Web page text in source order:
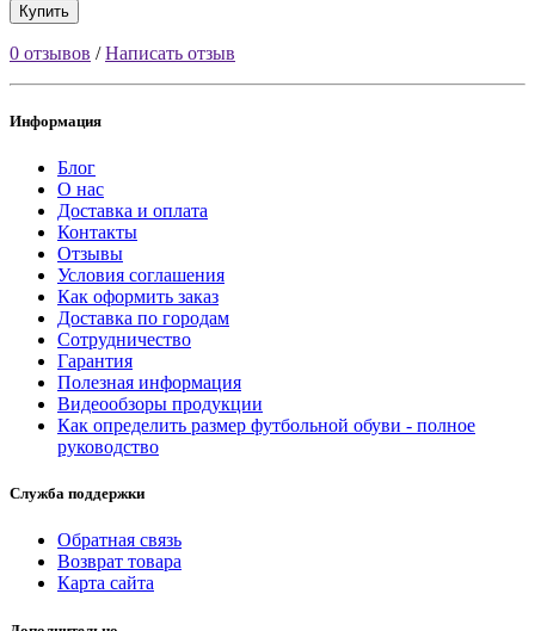
Купить
0 отзывов /Написать отзыв
Информация
Блог
О нас
Доставка и оплата
Контакты
Отзывы
Условия соглашения
Как оформить заказ
Доставка по городам
Сотрудничество
Гарантия
Полезная информация
Видеообзоры продукции
Как определить размер футбольной обуви - полное
руководство
Служба поддержки
Обратная связь
Возврат товара
Карта сайта